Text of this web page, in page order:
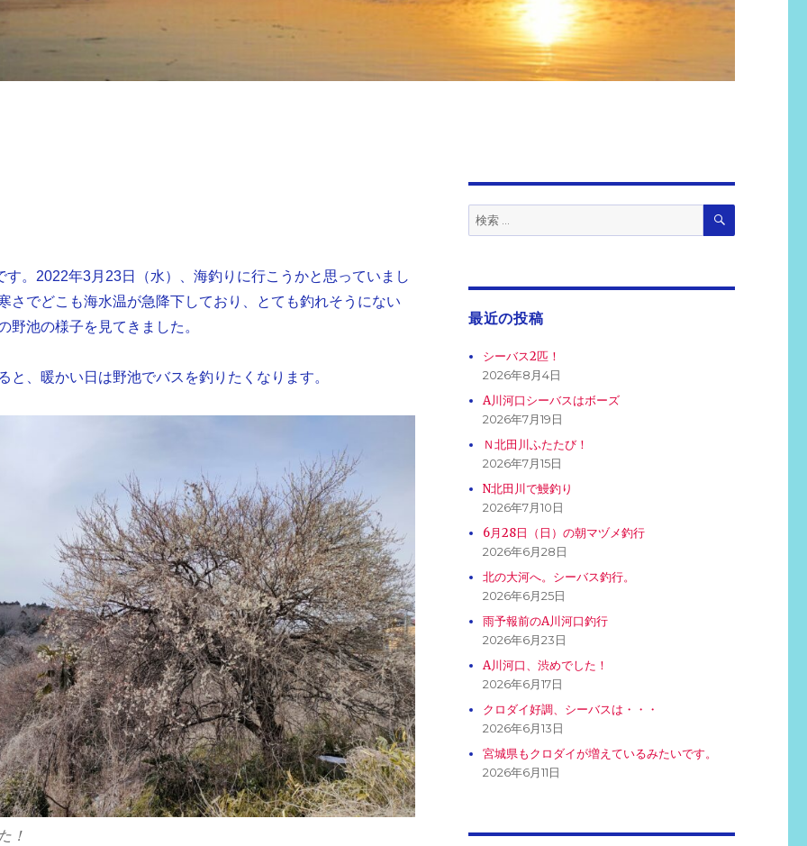
す。2022年3月23日（水）、海釣りに行こうかと思っていまし
さでどこも海水温が急降下しており、とても釣れそうにない
野池の様子を見てきました。
と、暖かい日は野池でバスを釣りたくなります。
！
検
索:
検
最近の投稿
シーバス2匹！
2026年8月4日
A川河口シーバスはボーズ
2026年7月19日
Ｎ北田川ふたたび！
2026年7月15日
N北田川で鰻釣り
2026年7月10日
6月28日（日）の朝マヅメ釣行
2026年6月28日
北の大河へ。シーバス釣行。
2026年6月25日
雨予報前のA川河口釣行
2026年6月23日
A川河口、渋めでした！
2026年6月17日
クロダイ好調、シーバスは・・・
2026年6月13日
宮城県もクロダイが増えているみたいです。
2026年6月11日